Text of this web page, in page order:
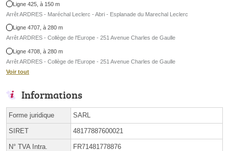
Ligne 425, à 150 m
Arrêt ARDRES - Maréchal Leclerc - Abri - Esplanade du Marechal Leclerc
Ligne 4707, à 280 m
Arrêt ARDRES - Collège de l'Europe - 251 Avenue Charles de Gaulle
Ligne 4708, à 280 m
Arrêt ARDRES - Collège de l'Europe - 251 Avenue Charles de Gaulle
Voir tout
Informations
Forme juridique SARL
SIRET 48177887600021
N° TVA Intra. FR71481778876